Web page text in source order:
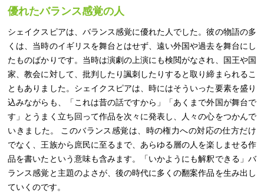
優れたバランス感覚の人
シェイクスピアは、バランス感覚に優れた人でした。彼の物語の多
くは、当時のイギリスを舞台とはせず、遠い外国や過去を舞台にし
たものばかりです。当時は演劇の上演にも検閲がなされ、国王や国
家、教会に対して、批判したり諷刺したりすると取り締まられるこ
ともありました。シェイクスピアは、時にはそういった要素を盛り
込みながらも、「これは昔の話ですから」「あくまで外国が舞台で
す」とうまく立ち回って作品を次々に発表し、人々の心をつかんで
いきました。 このバランス感覚は、時の権力への対応の仕方だけ
でなく、王族から庶民に至るまで、あらゆる層の人を楽しませる作
品を書いたという意味も含みます。「いかようにも解釈できる」バ
ランス感覚と主題のよさが、後の時代に多くの翻案作品を生み出し
ていくのです。